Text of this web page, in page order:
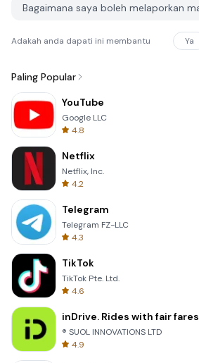
Adakah anda dapati ini membantu Ya
Paling Popular
YouTube
Google LLC
4.8
Netflix
Netflix, Inc.
4.2
Telegram
Telegram FZ-LLC
4.3
TikTok
TikTok Pte. Ltd.
4.6
inDrive. Rides with fair fares
® SUOL INNOVATIONS LTD
4.9